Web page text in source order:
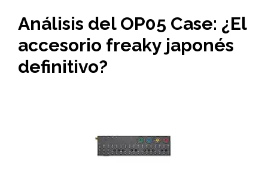
Análisis del OP05 Case: ¿El
accesorio freaky japonés
definitivo?